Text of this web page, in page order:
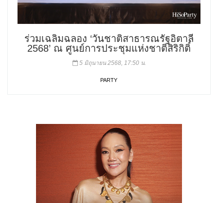
ร่วมเฉลิมฉลอง ‘วันชาติสาธารณรัฐอิตาลี
2568’ ณ ศูนย์การประชุมแห่งชาติสิริกิติ์
5 มิถุนายน 2568, 17:50 น.
PARTY